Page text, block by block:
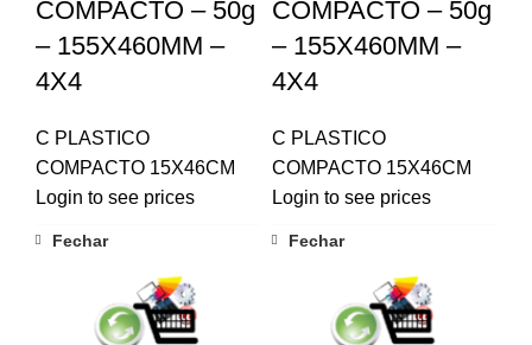
COMPACTO – 50g
– 155X460MM –
4X4
C PLASTICO
COMPACTO 15X46CM
Login to see prices
COMPACTO – 50g
– 155X460MM –
4X4
C PLASTICO
COMPACTO 15X46CM
Login to see prices
Fechar Fechar